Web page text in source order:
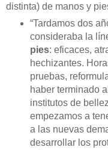
distinta) de manos y
“Tardamos dos
consideraba la
pies: eficaces,
hechizantes.
pruebas,
haber terminado
institutos de
empezamos a
a las nuevas
desarrollar los